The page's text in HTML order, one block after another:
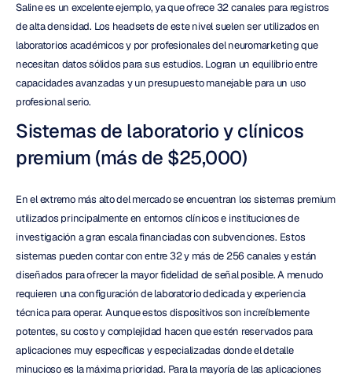
Saline es un excelente ejemplo, ya que ofrece 32 canales para registros
de alta densidad. Los headsets de este nivel suelen ser utilizados en
laboratorios académicos y por profesionales del neuromarketing que
necesitan datos sólidos para sus estudios. Logran un equilibrio entre
capacidades avanzadas y un presupuesto manejable para un uso
profesional serio.
Sistemas de laboratorio y clínicos
premium (más de $25,000)
En el extremo más alto del mercado se encuentran los sistemas premium
utilizados principalmente en entornos clínicos e instituciones de
investigación a gran escala financiadas con subvenciones. Estos
sistemas pueden contar con entre 32 y más de 256 canales y están
diseñados para ofrecer la mayor fidelidad de señal posible. A menudo
requieren una configuración de laboratorio dedicada y experiencia
técnica para operar. Aunque estos dispositivos son increíblemente
potentes, su costo y complejidad hacen que estén reservados para
aplicaciones muy específicas y especializadas donde el detalle
minucioso es la máxima prioridad. Para la mayoría de las aplicaciones